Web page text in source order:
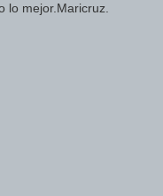
lo mejor.Maricruz.